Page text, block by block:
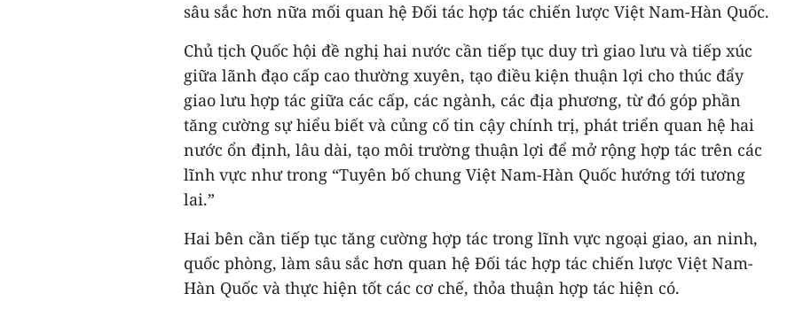
sâu sắc hơn nữa mối quan hệ Đối tác hợp tác chiến lược Việt Nam-Hàn Quốc.
Chủ tịch Quốc hội đề nghị hai nước cần tiếp tục duy trì giao lưu và tiếp xúc
giữa lãnh đạo cấp cao thường xuyên, tạo điều kiện thuận lợi cho thúc đẩy
giao lưu hợp tác giữa các cấp, các ngành, các địa phương, từ đó góp phần
tăng cường sự hiểu biết và củng cố tin cậy chính trị, phát triển quan hệ hai
nước ổn định, lâu dài, tạo môi trường thuận lợi để mở rộng hợp tác trên các
lĩnh vực như trong “Tuyên bố chung Việt Nam-Hàn Quốc hướng tới tương
lai.”
Hai bên cần tiếp tục tăng cường hợp tác trong lĩnh vực ngoại giao, an ninh,
quốc phòng, làm sâu sắc hơn quan hệ Đối tác hợp tác chiến lược Việt Nam-
Hàn Quốc và thực hiện tốt các cơ chế, thỏa thuận hợp tác hiện có.